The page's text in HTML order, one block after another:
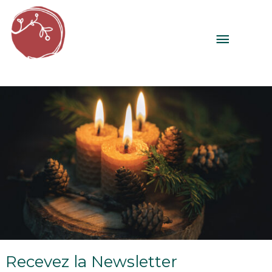
au
contenu
MENU
Recevez la Newsletter